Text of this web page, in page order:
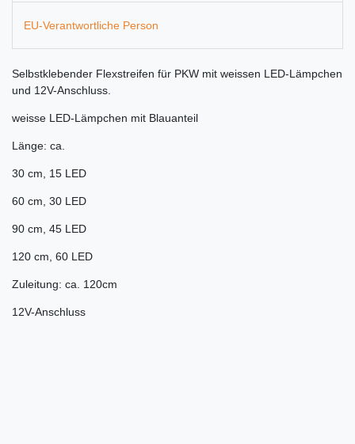
EU-Verantwortliche Person
Selbstklebender Flexstreifen für PKW mit weissen LED-Lämpchen
und 12V-Anschluss.
weisse LED-Lämpchen mit Blauanteil
Länge: ca.
30 cm, 15 LED
60 cm, 30 LED
90 cm, 45 LED
120 cm, 60 LED
Zuleitung: ca. 120cm
12V-Anschluss